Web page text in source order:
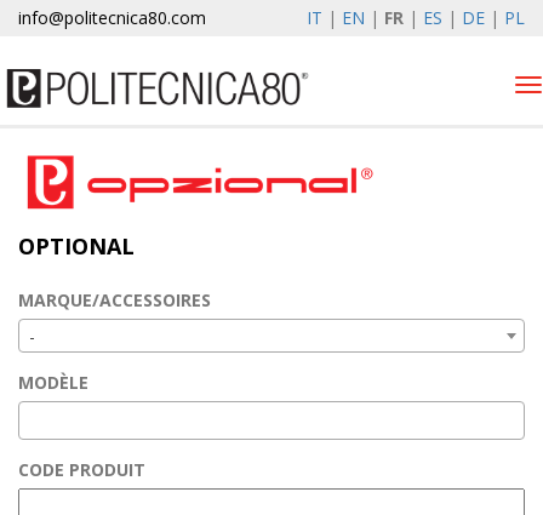
info@politecnica80.com IT | EN | FR | ES | DE | PL
Elewind
Enregistrement de la
Societe
News
OPTIONAL
MARQUE/ACCESSOIRES
-
MODÈLE
CODE PRODUIT